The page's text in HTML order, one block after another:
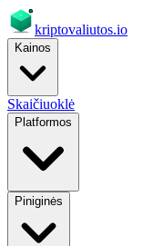
kriptovaliutos.io
Kainos
Skaičiuoklė
Platformos
Piniginės